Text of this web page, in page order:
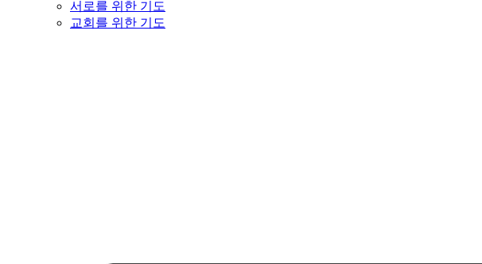
서로를 위한 기도
교회를 위한 기도